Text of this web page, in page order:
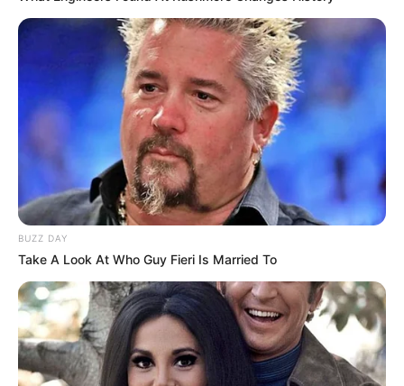
BUZZ DAY
Take A Look At Who Guy Fieri Is Married To